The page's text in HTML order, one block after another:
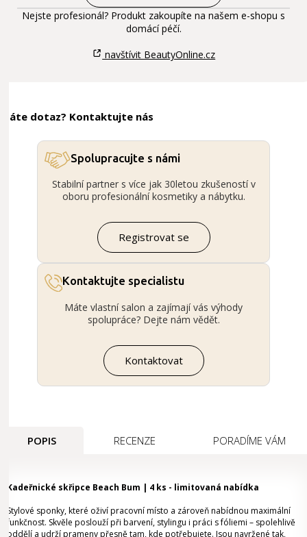
Nejste profesionál? Produkt zakoupíte na našem e-shopu s
domácí péčí.
navštívit BeautyOnline.cz
Máte dotaz? Kontaktujte nás
Spolupracujte s námi
Stabilní partner s více jak 30letou zkušeností v
oboru profesionální kosmetiky a nábytku.
Registrovat se
Kontaktujte specialistu
Máte vlastní salon a zajímají vás výhody
spolupráce? Dejte nám vědět.
Kontaktovat
POPIS RECENZE PORADÍME VÁM
Kadeřnické skřipce Beach Bum | 4 ks - limitovaná nabídka
Stylové sponky, které oživí pracovní místo a zároveň nabídnou maximální
funkčnost. Skvěle poslouží při barvení, stylingu i práci s fóliemi – spolehlivě
oddělí a udrží prameny přesně tam, kde potřebujete. Jsou navržené tak,